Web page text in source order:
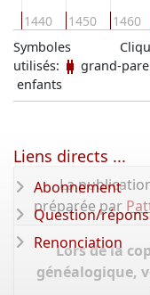
1440 1450 1460
Symboles
utilisés:
grand-
enfants
La
préparée par
Lors de la
généalogique,
Liens directs ...
Abonnement
Question/
Renonciation